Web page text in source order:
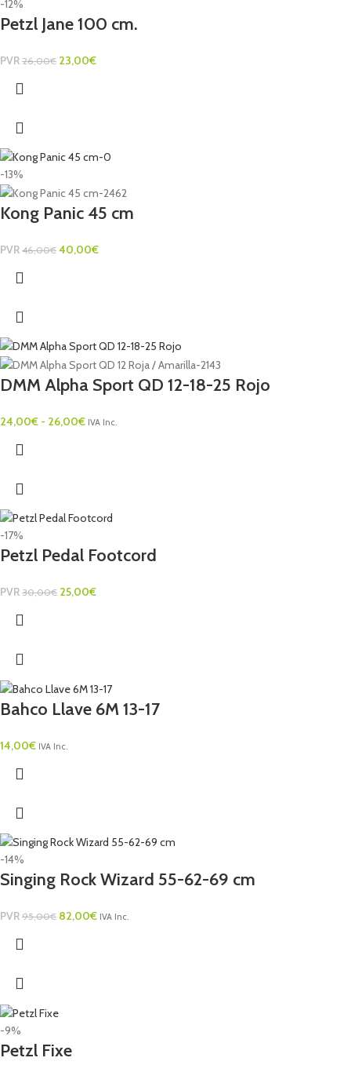
-12%
Petzl Jane 100 cm.
PVR 26,00€ 23,00€
-13%
Kong Panic 45 cm
PVR 46,00€ 40,00€
DMM Alpha Sport QD 12-18-25 Rojo
24,00€ - 26,00€ IVA Inc.
-17%
Petzl Pedal Footcord
PVR 30,00€ 25,00€
Bahco Llave 6M 13-17
14,00€ IVA Inc.
-14%
Singing Rock Wizard 55-62-69 cm
PVR 95,00€ 82,00€ IVA Inc.
-9%
Petzl Fixe